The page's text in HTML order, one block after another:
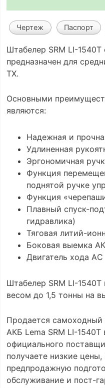
Чертеж Паспорт
Штабелер SRM LI-
предназначен для
ТХ.
Основными
являются:
Надежная и
Удлиненная
Эргономичная
Функция
поднятой ручке
Функция
Плавный спуск-
гидравлика)
Тяговая литий-
Боковая выемка
Двигатель хода AС
Штабелер SRM LI-1540Т
весом до 1,5 тонны на
Продается
АКБ Lema SRM LI-
официального
получаете низкие цены,
предпродажную
обслуживание и пост-